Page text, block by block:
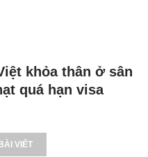
khỏa thân ở sân
quá hạn visa
VIẾT